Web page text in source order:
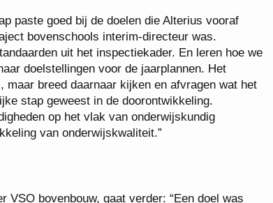
paste goed bij de doelen die Alterius vooraf
bovenschools interim-directeur was.
uit het inspectiekader. En leren hoe we
doelstellingen voor de jaarplannen. Het
breed daarnaar kijken en afvragen wat het
stap geweest in de doorontwikkeling.
op het vlak van onderwijskundig
van onderwijskwaliteit.”
bovenbouw, gaat verder: “Een doel was